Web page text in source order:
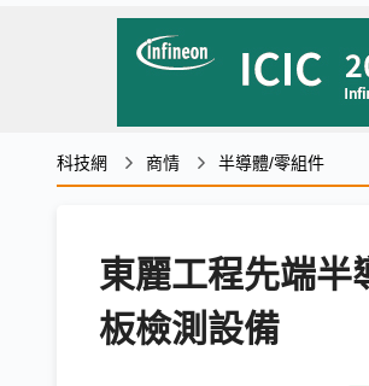
科技網 商情 半導體/零組件
東麗工程先端半
板檢測設備